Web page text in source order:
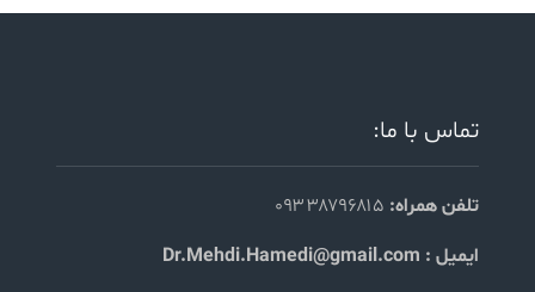
تماس با ما:
تلفن همراه: ۰۹۳۳۸۷۹۶۸۱۵
ایمیل : Dr.Mehdi.Hamedi@gmail.com